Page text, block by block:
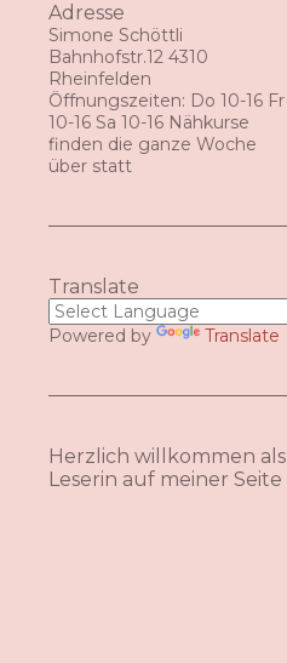
Adresse
Simone Schöttli
Bahnhofstr.12 4310
Rheinfelden
Öffnungszeiten: Do 10-16 Fr
10-16 Sa 10-16 Nähkurse
finden die ganze Woche
über statt
Translate
Powered by Translate
Herzlich willkommen als
Leserin auf meiner Seite